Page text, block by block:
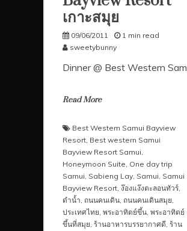
เกาะสมุย
09/06/2011
1 min read
sweetybunny
Dinner @ Best Western Sam
Read More
Best Western Samui Bayview
Resort, Best western Samui
Bayview Resort Samui,
Honeymoon Suite, One day trip
Samui, Sabieng Lay, Samui, Samui
Bayview Resort, ง๊องแง๊งตะลอนทัวร์,
ดำน้ำ, ถนนคนเดิน, ถนนคนเดินสมุย,
ประเทศไทย, พระอาทิตย์ขึ้น, พระอาทิตย์
ขึ้นที่สมุย, ร้านอาหารบรรยากาศดี, ร้าน